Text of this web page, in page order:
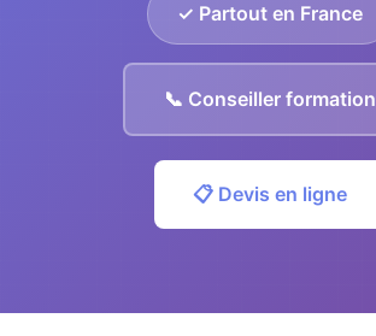
✓ Partout en France
📞 Conseiller formation
📋 Devis en ligne